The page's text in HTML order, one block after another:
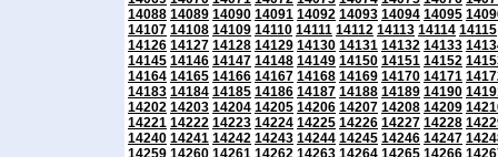
14088 14089 14090 14091 14092 14093 14094 14095
14107 14108 14109 14110 14111 14112 14113 14114 14115
14126 14127 14128 14129 14130 14131 14132 14133
14145 14146 14147 14148 14149 14150 14151 14152
14164 14165 14166 14167 14168 14169 14170 14171
14183 14184 14185 14186 14187 14188 14189 14190
14202 14203 14204 14205 14206 14207 14208 14209
14221 14222 14223 14224 14225 14226 14227 14228
14240 14241 14242 14243 14244 14245 14246 14247
14259 14260 14261 14262 14263 14264 14265 14266